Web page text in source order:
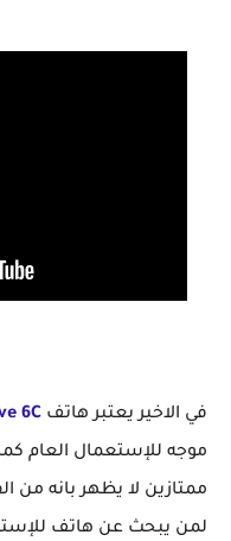
في الاخير يعتبر هاتف 6C
موجه للإستعمال العام
ممتازين لا يظهر بانه من
لمن يبحث عن هاتف